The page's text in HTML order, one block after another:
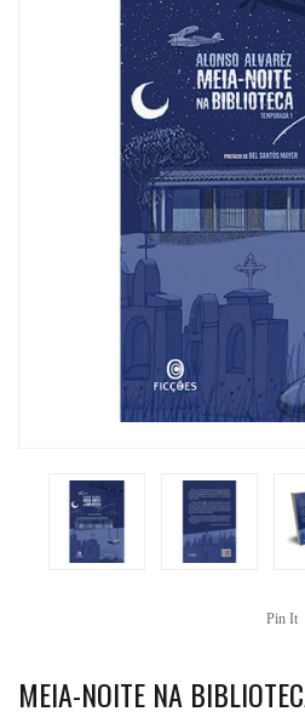
Pin It
MEIA-NOITE NA